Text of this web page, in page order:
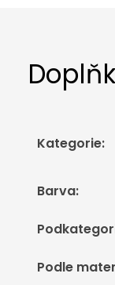
Kategorie:
Barva:
Podle